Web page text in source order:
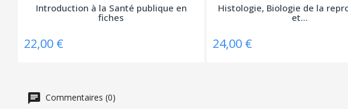
Introduction à la Santé publique en
fiches
22,00 €
Histologie, Biologie de la
et...
24,00 €
Commentaires (0)